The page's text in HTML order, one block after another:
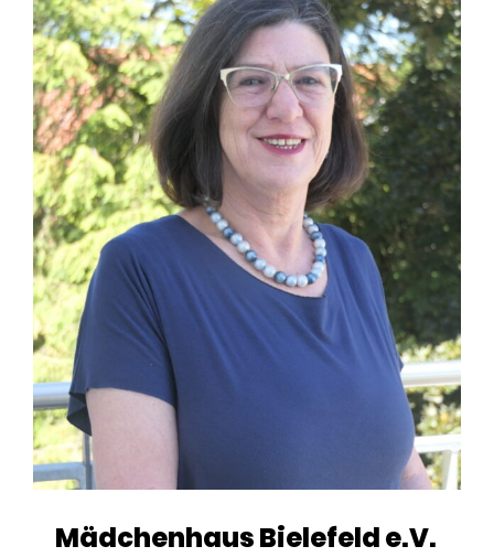
Mädchenhaus Bielefeld e.V.